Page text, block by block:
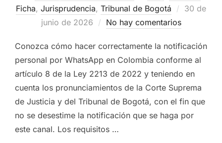
Ficha, Jurisprudencia, Tribunal de Bogotá
Publicado
30 de
junio de 2026
No hay comentarios
Conozca cómo hacer correctamente la notificación
personal por WhatsApp en Colombia conforme al
artículo 8 de la Ley 2213 de 2022 y teniendo en
cuenta los pronunciamientos de la Corte Suprema
de Justicia y del Tribunal de Bogotá, con el fin que
no se desestime la notificación que se haga por
este canal. Los requisitos …